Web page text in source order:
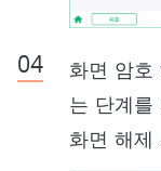
화면 암호
는 단계를
화면 해제